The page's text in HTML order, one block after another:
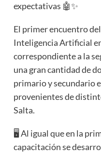
expectativas 🤖✨
El primer encuentro
Inteligencia Artificial
correspondiente a la
una gran cantidad de
primario y secundario
provenientes de
Salta.
🖥️ Al igual que en la
capacitación se